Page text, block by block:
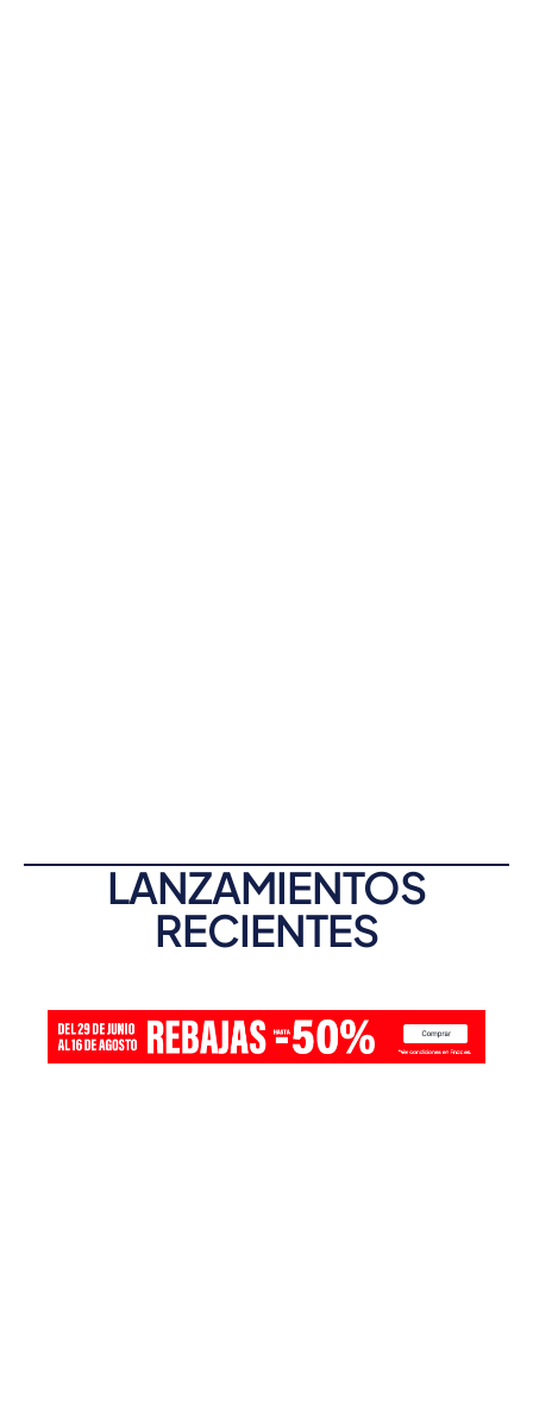
LANZAMIENTOS
RECIENTES